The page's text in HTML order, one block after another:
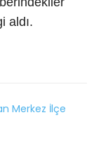
aldı.